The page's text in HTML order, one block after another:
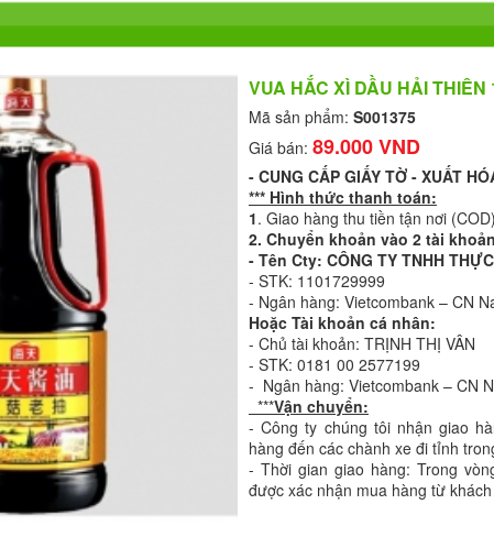
VUA HẮC XÌ DẦU HẢI THIÊN
Mã sản phẩm: S001375
Giá bán: 89.000 VND
- CUNG CẤP GIẤY TỜ - XUẤT
*** Hình thức thanh toán:
1. Giao hàng thu tiền tận nơi (COD)
2. Chuyển khoản vào 2 tài
- Tên Cty: CÔNG TY TNHH
- STK: 1101729999
- Ngân hàng: Vietcombank – CN
Hoặc Tài khoản cá nhân:
- Chủ tài khoản: TRỊNH THỊ VÂN
- STK: 0181 00 2577199
- Ngân hàng: Vietcombank – CN
***Vận chuyển:
- Công ty chúng tôi nhận giao
hàng đến các chành xe đi tỉnh
- Thời gian giao hàng: Trong
được xác nhận mua hàng từ